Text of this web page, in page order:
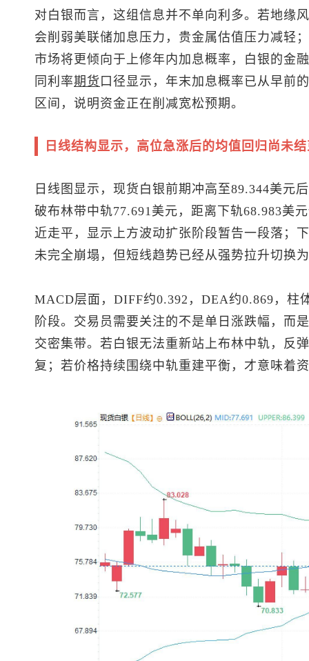
对白银而言，这组信息并不单向利多。若地缘
会削弱美联储加息压力，贵金属估值压力减轻
市场将更倾向于上修年内加息概率，白银的金
同利率期货 口径显示，年末加息概率已从早前
区间，说明资金正在削减宽松预期。
日线结构显示，高位急涨后的均值回归尚未
日线图显示， 现货白银前期冲高至89.344美元
破布林带中轨77.691美元，距离下轨68.983美
近走平，显示上方波动扩张阶段暂告一段落；
未完全崩塌，但短线趋势已经从强势拉升切换
MACD层面，DIFF约0.392，DEA约0.869，柱
阶段。交易员需要关注的不是单日涨跌幅，而
交密集带。若白银无法重新站上布林中轨，反
复；若价格持续围绕中轨重建平衡，才意味着